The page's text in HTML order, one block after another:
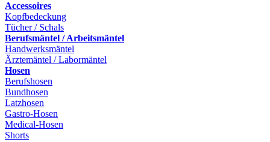
Accessoires
Kopfbedeckung
Tücher / Schals
Berufsmäntel / Arbeitsmäntel
Handwerksmäntel
Ärztemäntel / Labormäntel
Hosen
Berufshosen
Bundhosen
Latzhosen
Gastro-Hosen
Medical-Hosen
Shorts